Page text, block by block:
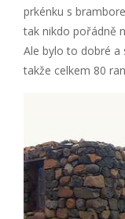
prkénku s
tak nikdo pořádně
Ale bylo to dobré
takže celkem 80